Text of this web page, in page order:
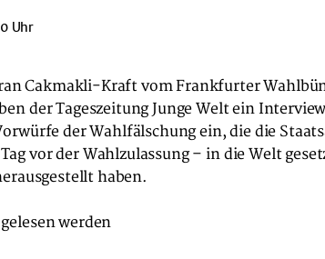
Uhr
Cakmakli-Kraft vom Frankfurter
der Tageszeitung Junge Welt ein
der Wahlfälschung ein, die die
vor der Wahlzulassung – in die Welt
haben.
werden